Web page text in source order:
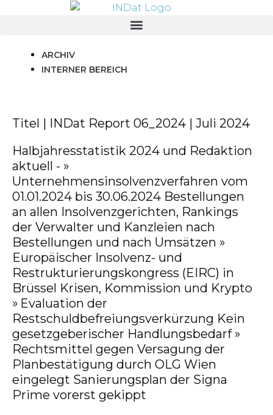
ARCHIV
INTERNER BEREICH
Titel | INDat Report 06_2024 | Juli 2024
Halbjahresstatistik 2024 und Redaktion
aktuell - »
Unternehmensinsolvenzverfahren vom
01.01.2024 bis 30.06.2024 Bestellungen
an allen Insolvenzgerichten, Rankings
der Verwalter und Kanzleien nach
Bestellungen und nach Umsätzen »
Europäischer Insolvenz- und
Restrukturierungskongress (EIRC) in
Brüssel Krisen, Kommission und Krypto
» Evaluation der
Restschuldbefreiungsverkürzung Kein
gesetzgeberischer Handlungsbedarf »
Rechtsmittel gegen Versagung der
Planbestätigung durch OLG Wien
eingelegt Sanierungsplan der Signa
Prime vorerst gekippt